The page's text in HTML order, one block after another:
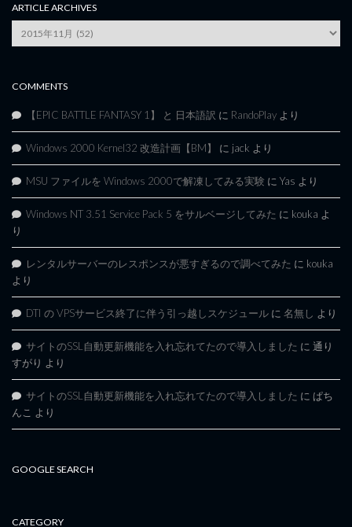
ARTICLE ARCHIVES
Archives
COMMENTS
【EPIC BATTLE FANTASY 1】 と 日本語訳 に RandoPlay より
Windows 2000 Kernel32 改造計画【BM】 に jack より
MSU ファイルを Windows 2000で解凍してみる実験 に Yas より
Windows NT 3.51 Service Pack 5 をサルベージしてみた に kouka よ
り
レンタルサーバーのレスポンスが悪すぎるので調べてみた に kouka
より
DTI の VPSサービス終了に伴う引っ越しスケジュール に 名無し より
サイトのSSL自動更新機能を入れ忘れてたので導入しました に 通り
すがり より
サイトのSSL自動更新機能を入れ忘れてたので導入しました に ぱち
んこ より
GOOGLE SEARCH
CATEGORY